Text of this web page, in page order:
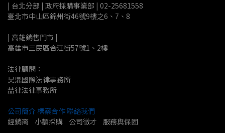
| 台北分部 | 政府採購事業部 | 02-25681558
臺北市中山區錦州街46號9樓之6、7、8
| 高雄銷售門市 |
高雄市三民區合江街57號1、2樓
法律顧問：
昊鼎國際法律事務所
喆律法律事務所
公司簡介 標案合作聯絡我們
經銷商    小額採購    公司徵才    服務與保固